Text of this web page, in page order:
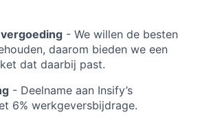
- We willen de besten
daarom bieden we een
dat daarbij past.
- Deelname aan Insify’s
6% werkgeversbijdrage.